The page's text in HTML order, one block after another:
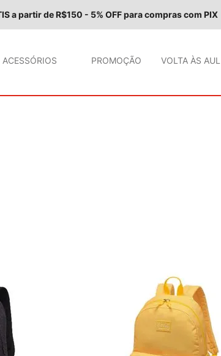
a partir de R$150 - 5% OFF para compras com PIX
ACESSÓRIOS PROMOÇÃO VOLTA ÀS